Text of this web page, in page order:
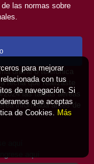
las normas sobre
online o telefonica
fecha que realizaste
las tarifas aéreas
informada antes de
aquí
para mejorar
con tus
de navegación. Si
que aceptas
de Cookies.
Más